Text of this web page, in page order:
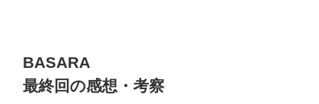
BASARA
最終回の感想・考察